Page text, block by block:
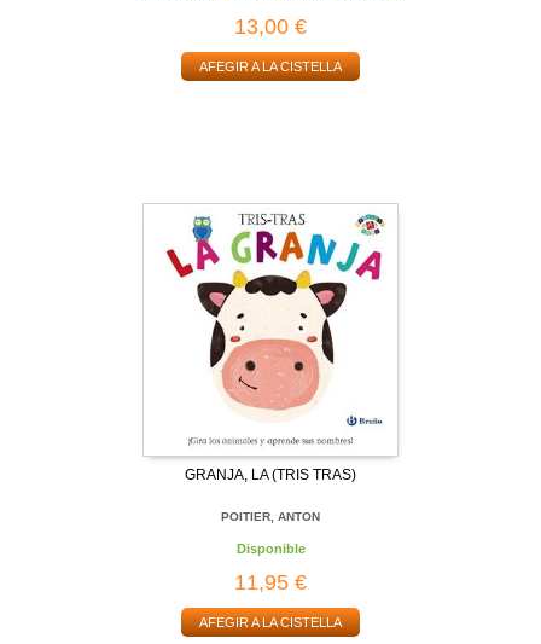
13,00 €
AFEGIR A LA CISTELLA
GRANJA, LA (TRIS TRAS)
POITIER, ANTON
Disponible
11,95 €
AFEGIR A LA CISTELLA